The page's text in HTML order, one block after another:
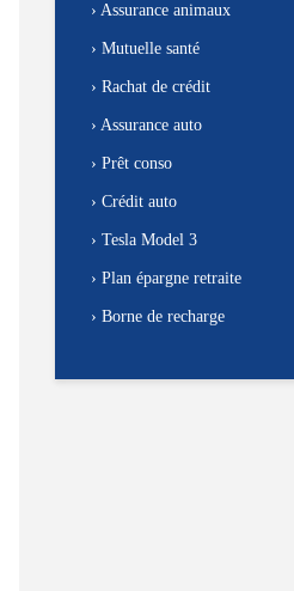
› Assurance animaux
› Mutuelle santé
› Rachat de crédit
› Assurance auto
› Prêt conso
› Crédit auto
› Tesla Model 3
› Plan épargne retraite
› Borne de recharge